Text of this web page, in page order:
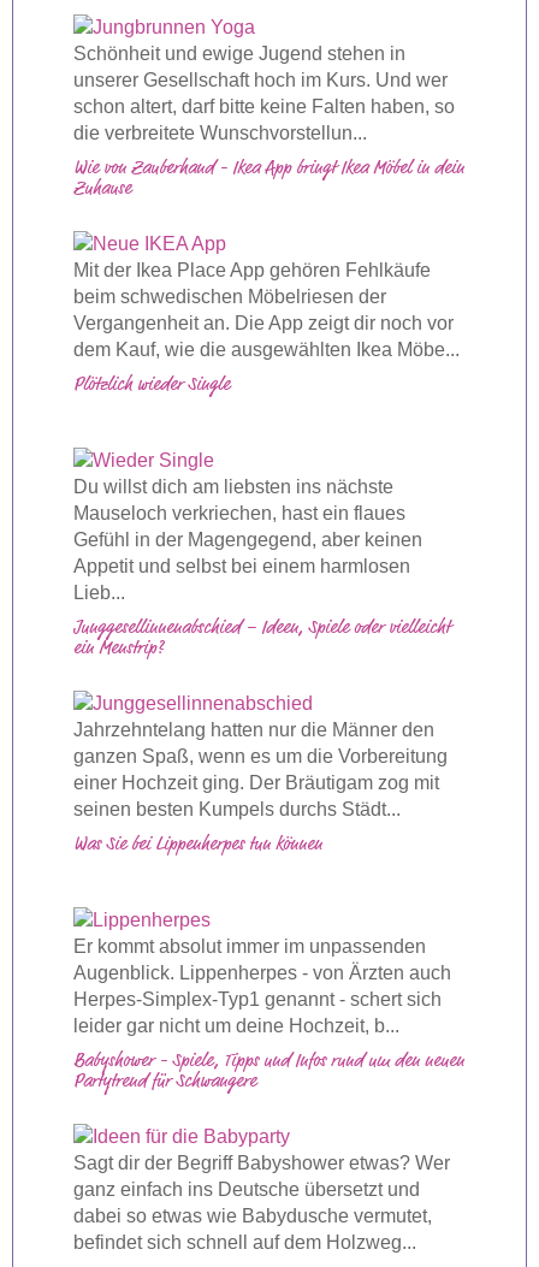
Schönheit und ewige Jugend stehen in
unserer Gesellschaft hoch im Kurs. Und wer
schon altert, darf bitte keine Falten haben, so
die verbreitete Wunschvorstellun...
Wie von Zauberhand - Ikea App bringt Ikea Möbel in dein
Zuhause
Mit der Ikea Place App gehören Fehlkäufe
beim schwedischen Möbelriesen der
Vergangenheit an. Die App zeigt dir noch vor
dem Kauf, wie die ausgewählten Ikea Möbe...
Plötzlich wieder Single
Du willst dich am liebsten ins nächste
Mauseloch verkriechen, hast ein flaues
Gefühl in der Magengegend, aber keinen
Appetit und selbst bei einem harmlosen
Lieb...
Junggesellinnenabschied – Ideen, Spiele oder vielleicht
ein Menstrip?
Jahrzehntelang hatten nur die Männer den
ganzen Spaß, wenn es um die Vorbereitung
einer Hochzeit ging. Der Bräutigam zog mit
seinen besten Kumpels durchs Städt...
Was Sie bei Lippenherpes tun können
Er kommt absolut immer im unpassenden
Augenblick. Lippenherpes - von Ärzten auch
Herpes-Simplex-Typ1 genannt - schert sich
leider gar nicht um deine Hochzeit, b...
Babyshower - Spiele, Tipps und Infos rund um den neuen
Partytrend für Schwangere
Sagt dir der Begriff Babyshower etwas? Wer
ganz einfach ins Deutsche übersetzt und
dabei so etwas wie Babydusche vermutet,
befindet sich schnell auf dem Holzweg...